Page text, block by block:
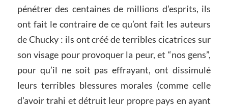
pénétrer des centaines de millions d’esprits, ils
ont fait le contraire de ce qu’ont fait les auteurs
de Chucky : ils ont créé de terribles cicatrices sur
son visage pour provoquer la peur, et “nos gens”,
pour qu’il ne soit pas effrayant, ont dissimulé
leurs terribles blessures morales (comme celle
d’avoir trahi et détruit leur propre pays en ayant